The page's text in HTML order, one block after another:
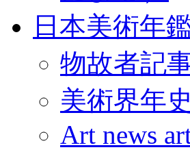
日本美術年
物故者記
美術界年史
Art news